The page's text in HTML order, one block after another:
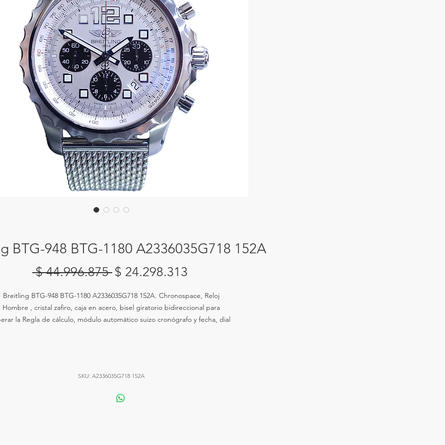
BTG-948 BTG-1180 A2336035G718 152A
$ 44.996.875 Precio
$ 24.298.313
oferta
Breitling BTG-948 BTG-1180 A2336035G718 152A. Chronospace, Reloj
Hombre , cristal zafiro, caja en acero, bisel giratorio bidireccional para
la Regla de cálculo, módulo automático suizo cronógrafo y fecha, dial
SKU: A2336035G718 152A